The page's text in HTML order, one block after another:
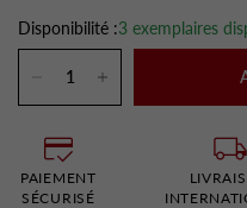
Disponibilité :3 exemplaires
PAIEMENT
SÉCURISÉ